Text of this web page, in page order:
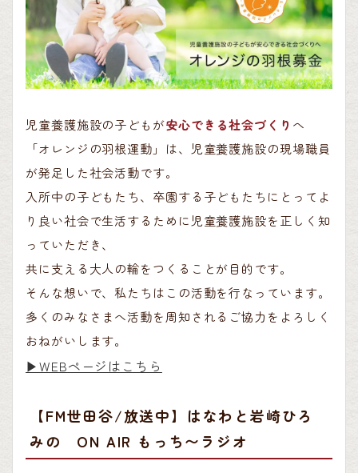
児童養護施設の子どもが安心できる社会づくり へ
「オレンジの羽根運動」は、児童養護施設の現場職員
が発足した社会活動です。
入所中の子どもたち、卒園する子どもたちにとってよ
り良い社会で生活するために児童養護施設を正しく知
っていただき、
共に支える大人の輪をつくることが目的です。
そんな想いで、私たちはこの活動を行なっています。
多くのみなさまへ活動を周知されるご協力をよろしく
おねがいします。
▶︎WEBページはこちら
【FM世田谷/放送中】はなわと岩崎ひろ
みの ON AIR もっち〜ラジオ